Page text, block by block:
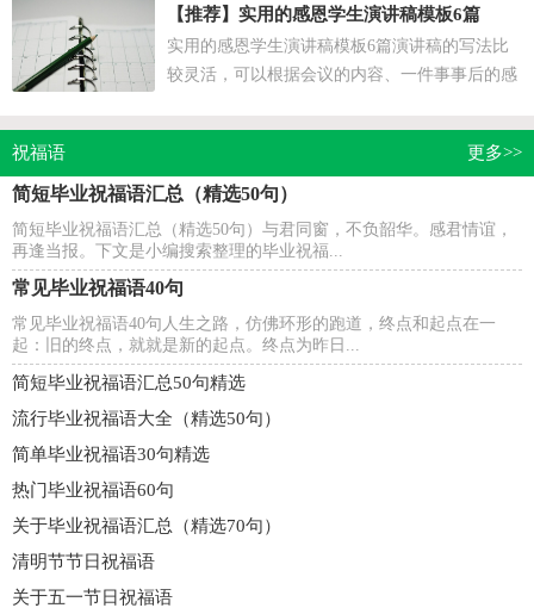
的生活息息...
【推荐】 实用的感恩学生演讲稿模板6篇
实用的感恩学生演讲稿模板6篇演讲稿的写法比
较灵活，可以根据会议的内容、一件事事后的感
前发展，...
祝福语 更多>>
简短毕业祝福语汇总（精选50句）
简短毕业祝福语汇总（精选50句）与君同窗，不负韶华。感君情谊，
再逢当报。下文是小编搜索整理的毕业祝福...
常见毕业祝福语40句
常见毕业祝福语40句人生之路，仿佛环形的跑道，终点和起点在一
起：旧的终点，就就是新的起点。终点为昨日...
简短毕业祝福语汇总50句精选
流行毕业祝福语大全（精选50句）
简单毕业祝福语30句精选
热门毕业祝福语60句
关于毕业祝福语汇总（精选70句）
清明节节日祝福语
关于五一节日祝福语